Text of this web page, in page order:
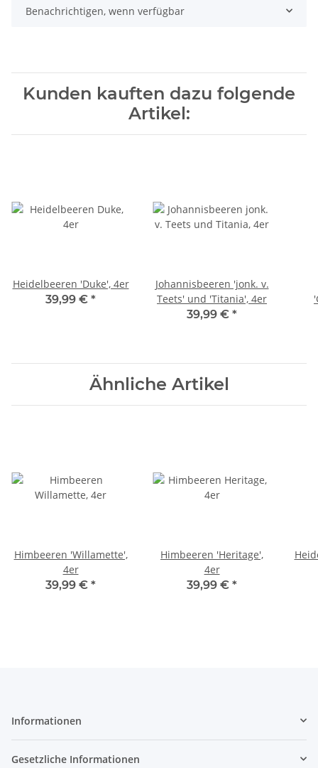
Benachrichtigen, wenn verfügbar
Kunden kauften dazu folgende
Artikel:
Heidelbeeren 'Duke', 4er
39,99 € *
Johannisbeeren 'jonk. v.
Teets' und 'Titania', 4er
39,99 € *
Ähnliche Artikel
Himbeeren 'Willamette',
4er
39,99 € *
Himbeeren 'Heritage',
4er
39,99 € *
Informationen
Gesetzliche Informationen